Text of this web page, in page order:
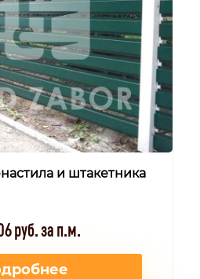
и штакетника
руб. за п.м.